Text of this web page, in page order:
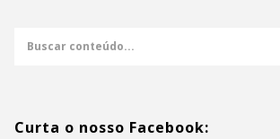
Curta o nosso Facebook: